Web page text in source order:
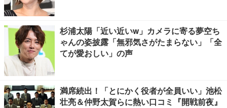
杉浦太陽「近い近いw」カメラに寄る夢空ち
ゃんの姿披露「無邪気さがたまらない」「全
てが愛おしい」の声
満席続出！「とにかく役者が全員いい」池松
壮亮＆仲野太賀らに熱い口コミ『開戦前夜』